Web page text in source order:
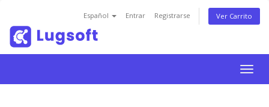
Español Entrar Registrarse Ver Carrito